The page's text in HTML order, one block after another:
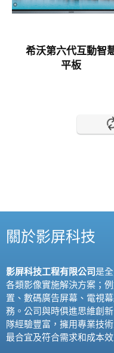
希沃第六代互動智
平板
關於影屏科技
影屏科技工程有限公司 是
各類影像實施解決方案；
置、數碼廣告屏幕、電視
務。公司與時俱進思維創
隊經驗豐富，擁用專業技
最合宜及符合需求和成本